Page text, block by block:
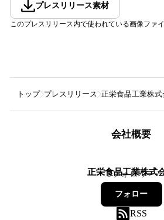
プレスリリース素材
このプレスリリース内で使われている画像ファ
トップ プレスリリース 正栄食品工業株式
会社概要
正栄食品工業株式
3フォロワー
フォロー
RSS